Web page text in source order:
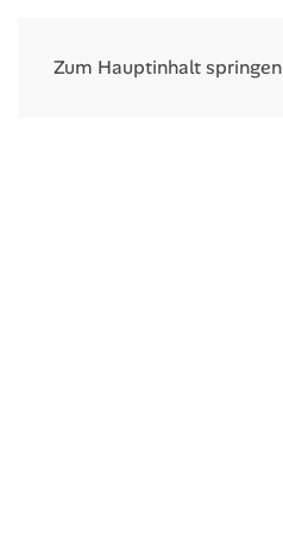
Zum Hauptinhalt springen